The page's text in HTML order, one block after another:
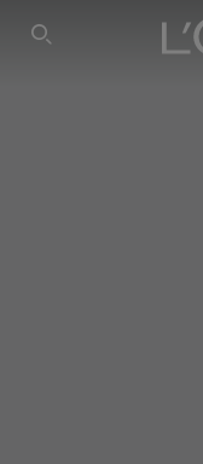
SEARCH THIS SITE